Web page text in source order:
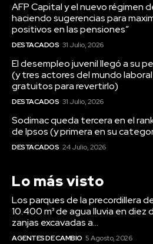
AFP Capital y el nuevo régimen
haciendo sugerencias para
positivos en las pensiones”
DESTACADOS 31 Julio, 2026
El desempleo juvenil llegó a su
(y tres actores del mundo
gratuitos para revertirlo)
DESTACADOS 31 Julio, 2026
Sodimac queda tercera en el
de Ipsos (y primera en su
DESTACADOS 24 Julio, 2026
Lo más visto
Los parques de la precordillera
10.400 m³ de agua lluvia en diez
zanjas excavadas a...
AGENTES DE CAMBIO 5 Agosto, 2026